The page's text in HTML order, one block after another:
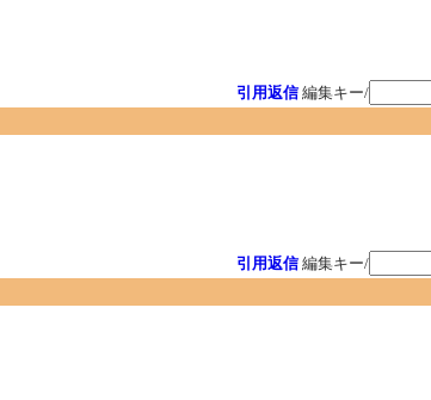
引用返信 編集キー/
引用返信 編集キー/